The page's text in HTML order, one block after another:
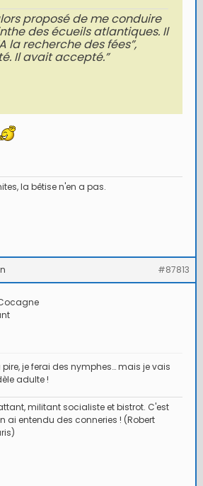
proposé de me conduire
des écueils atlantiques. Il
la recherche des fées”,
Il avait accepté.”
la bêtise n'en a pas.
#87813
pire, je ferai des nymphes… mais je vais
adulte !
militant socialiste et bistrot. C'est
ai entendu des conneries ! (Robert